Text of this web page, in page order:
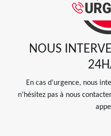
NOUS
En cas d’urgence, nous
n’hésitez pas à nous